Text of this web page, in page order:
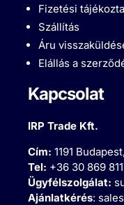
Fizetési
Szállítás
Áru
Elállás a
Kapcsolat
IRP Trade Kft.
Cím:1191
Tel: +36 30 869
Ügyfélszolgálat:
Ajánlatkérés: